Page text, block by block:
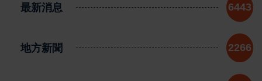
最新消息 6443
地方新聞 2266